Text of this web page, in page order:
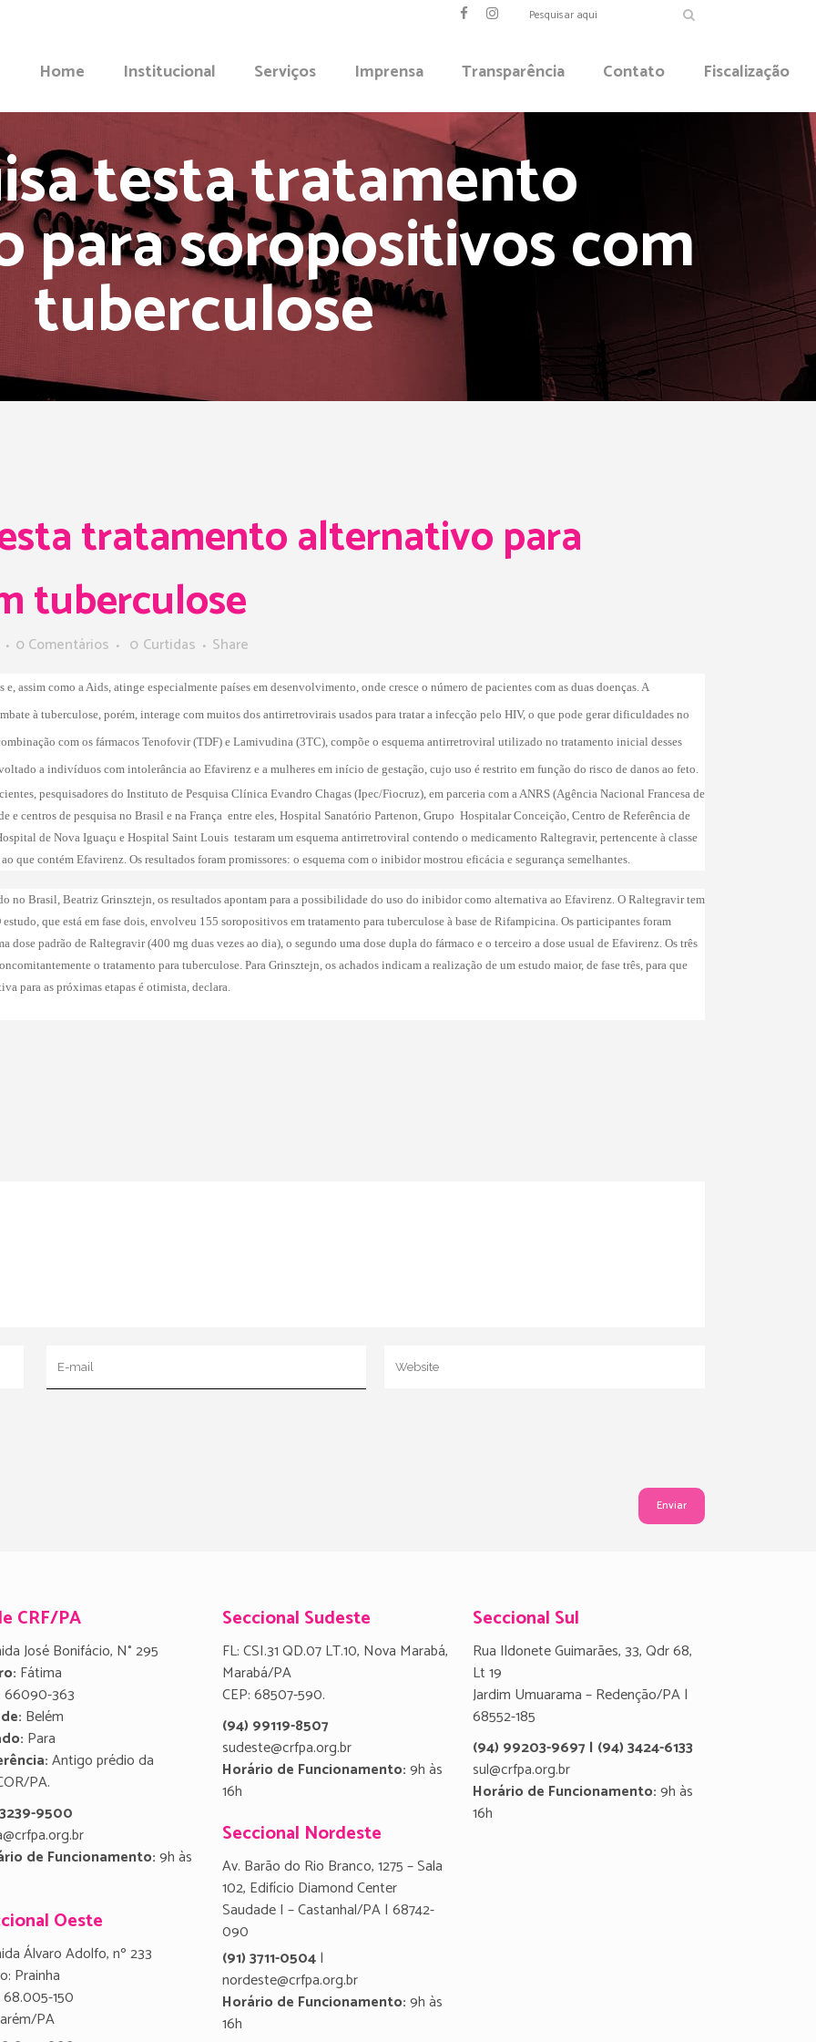
Home Institucional Serviços Imprensa Transparência Contato Fiscalização
testa tratamento
para soropositivos com
tuberculose
tratamento alternativo para
tuberculose
0 Comentários 0 Curtidas Share
assim como a Aids, atinge especialmente países em desenvolvimento, onde cresce o número de pacientes com as duas doenças. A
à tuberculose, porém, interage com muitos dos antirretrovirais usados para tratar a infecção pelo HIV, o que pode gerar dificuldades no
com os fármacos Tenofovir (TDF) e Lamivudina (3TC), compõe o esquema antirretroviral utilizado no tratamento inicial desses
a indivíduos com intolerância ao Efavirenz e a mulheres em início de gestação, cujo uso é restrito em função do risco de danos ao feto.
pesquisadores do Instituto de Pesquisa Clínica Evandro Chagas (Ipec/Fiocruz), em parceria com a ANRS (Agência Nacional Francesa de
e centros de pesquisa no Brasil e na França  entre eles, Hospital Sanatório Partenon, Grupo Hospitalar Conceição, Centro de Referência de
de Nova Iguaçu e Hospital Saint Louis  testaram um esquema antirretroviral contendo o medicamento Raltegravir, pertencente à classe
que contém Efavirenz. Os resultados foram promissores: o esquema com o inibidor mostrou eficácia e segurança semelhantes.
no Brasil, Beatriz Grinsztejn, os resultados apontam para a possibilidade do uso do inibidor como alternativa ao Efavirenz. O Raltegravir tem
que está em fase dois, envolveu 155 soropositivos em tratamento para tuberculose à base de Rifampicina. Os participantes foram
dose padrão de Raltegravir (400 mg duas vezes ao dia), o segundo uma dose dupla do fármaco e o terceiro a dose usual de Efavirenz. Os três
o tratamento para tuberculose. Para Grinsztejn, os achados indicam a realização de um estudo maior, de fase três, para que
para as próximas etapas é otimista, declara.
CRF/PA
José Bonifácio, N° 295
Fátima
66090-363
Belém
Para
Antigo prédio da
PA.
9500
de Funcionamento:9h às
Oeste
Álvaro Adolfo, nº 233
Prainha
68.005-150
PA
Seccional Sudeste
FL: CSI.31 QD.07 LT.10, Nova Marabá,
Marabá/PA
CEP: 68507-590.
(94) 99119-8507
sudeste@crfpa.org.br
Horário de Funcionamento:9h às
16h
Seccional Nordeste
Av. Barão do Rio Branco, 1275 – Sala
102, Edifício Diamond Center
Saudade I – Castanhal/PA | 68742-
090
(91) 3711-0504|
nordeste@crfpa.org.br
Horário de Funcionamento:9h às
16h
Seccional Sul
Rua Ildonete Guimarães, 33, Qdr 68,
Lt 19
Jardim Umuarama – Redenção/PA |
68552-185
(94) 99203-9697 | (94) 3424-6133
sul@crfpa.org.br
Horário de Funcionamento:9h às
16h